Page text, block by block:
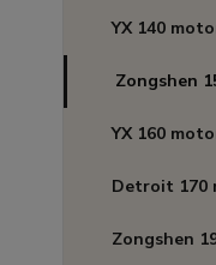
YX 140
Zongshen
YX 160
Detroit 170
Zongshen